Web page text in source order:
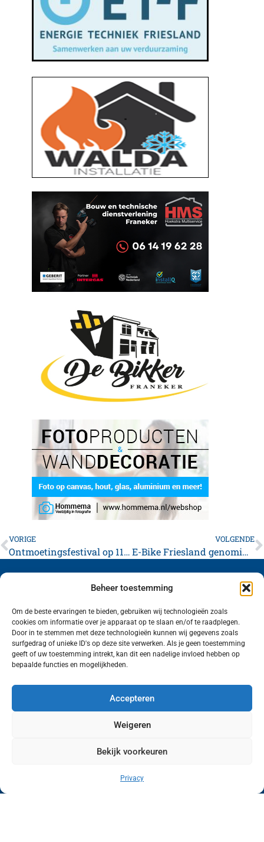
Beheer toestemming
Om de beste ervaringen te bieden, gebruiken wij technologieën zoals
cookies om informatie over je apparaat op te slaan en/of te raadplegen.
Door in te stemmen met deze technologieën kunnen wij gegevens zoals
surfgedrag of unieke ID's op deze site verwerken. Als je geen toestemming
geeft of uw toestemming intrekt, kan dit een nadelige invloed hebben op
bepaalde functies en mogelijkheden.
Accepteren
Weigeren
Bekijk voorkeuren
Privacy
VORIGE
Ontmoetingsfestival op 11 december in Kleyenburg Franeker
VOLGENDE
E-Bike Friesland genomineerd voor Fietsenwinkel van het Jaar
Volg ons (hierboven) op social media!
Wij van FranekerActueel.nl verzorgen het nieuws